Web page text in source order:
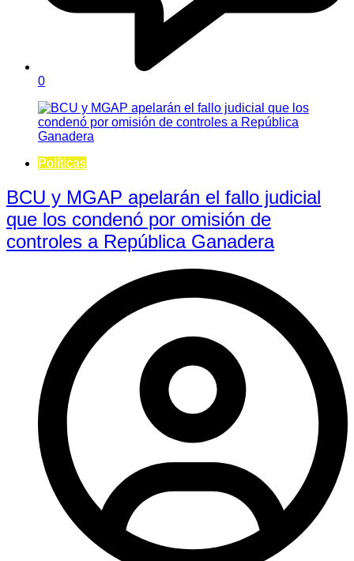
0
Políticas
BCU y MGAP apelarán el fallo judicial
que los condenó por omisión de
controles a República Ganadera